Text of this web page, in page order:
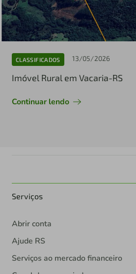
CLASSIFICADOS 13/05/2026
Imóvel Rural em Vacaria-RS
Continuar lendo
Serviços
Abrir conta
Ajude RS
Serviços ao mercado financeiro